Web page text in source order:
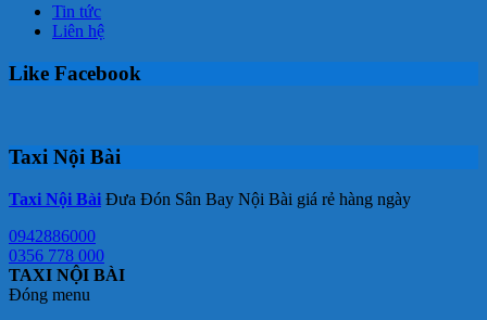
Tin tức
Liên hệ
Like Facebook
Taxi Nội Bài
Taxi Nội Bài Đưa Đón Sân Bay Nội Bài giá rẻ hàng ngày
0942886000
0356 778 000
TAXI NỘI BÀI
Đóng menu